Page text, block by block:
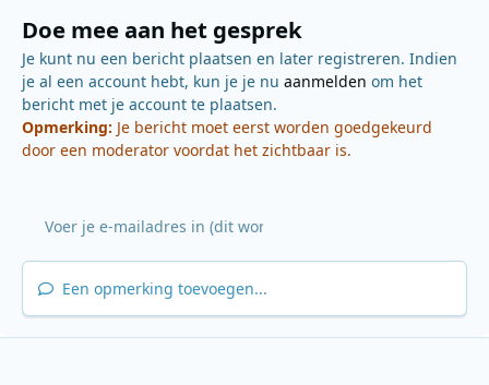
Doe mee aan het gesprek
Je kunt nu een bericht plaatsen en later registreren. Indien
je al een account hebt, kun je je nu aanmelden om het
bericht met je account te plaatsen.
Opmerking: Je bericht moet eerst worden goedgekeurd
door een moderator voordat het zichtbaar is.
Een opmerking toevoegen...